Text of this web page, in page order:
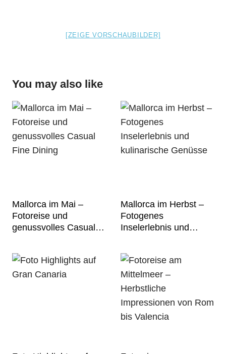
[ZEIGE VORSCHAUBILDER]
You may also like
Mallorca im Mai –
Fotoreise und
genussvolles Casual
Mallorca im Herbst –
Fotogenes
Inselerlebnis und